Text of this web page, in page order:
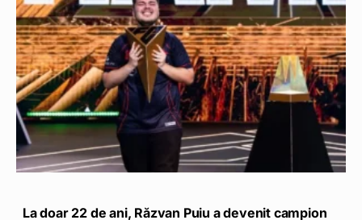
La doar 22 de ani, Răzvan Puiu a devenit campion